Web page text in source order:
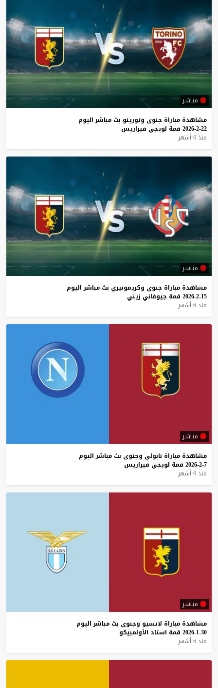
مباشر
مشاهدة مباراة جنوى وتورينو بث مباشر اليوم
22-2-2026
قمة لويجي فيراريس
منذ 6 أشهر
مباشر
مشاهدة مباراة جنوى وكريمونيزي بث مباشر اليوم
15-2-2026
قمة جيوفاني زيني
منذ 6 أشهر
مباشر
مشاهدة مباراة نابولي وجنوى بث مباشر اليوم
7-2-2026
قمة لويجي فيراريس
منذ 6 أشهر
مباشر
مشاهدة مباراة لاتسيو وجنوى بث مباشر اليوم
30-1-2026
قمة استاد الأولمبيكو
منذ 6 أشهر